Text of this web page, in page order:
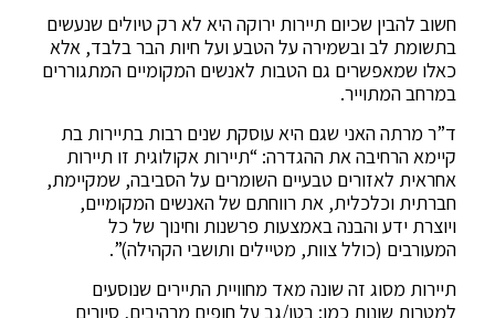
חשוב להבין שכיום תיירות ירוקה היא לא רק טיולים שנעשים
בתשומת לב ובשמירה על הטבע ועל חיות הבר בלבד, אלא
כאלו שמאפשרים גם הטבות לאנשים המקומיים המתגוררים
במרחב המתוייר.
ד”ר מרתה האני שגם היא עוסקת שנים רבות בתיירות בת
קיימא הרחיבה את ההגדרה: “תיירות אקולוגית זו תיירות
אחראית לאזורים טבעיים השומרים על הסביבה, שמקיימת,
חברתית וכלכלית, את רווחתם של האנשים המקומיים,
ויוצרת ידע והבנה באמצעות פרשנות וחינוך של כל
המעורבים (כולל צוות, מטיילים ותושבי הקהילה)”.
תיירות מסוג זה שונה מאד מחוויית התיירים שנוסעים
למטרות שונות כמו: בטן/גב על חופים מרהיבים, סיורים